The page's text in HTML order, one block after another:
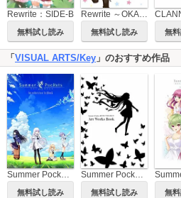
Rewrite：SIDE-B
無料試し読み
Rewrite ～OKA☆KENぶろぐ～
無料試し読み 無
「 VISUAL ARTS/Key 」のおすすめ作品
Summer Pockets Introduction Art Book
無料試し読み
Summer Pockets REFLECTION BLUE Art Works Book
無料試し読み 無